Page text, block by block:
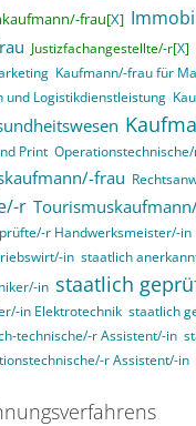
frau[X]
Justizfachangestellte/-r[X]
Kaufmann/-frau für
und Logistikdienstleistung
Print
frau
r
r Handwerksmeister/-in
in staatlich
in staatlich
in Elektrotechnik staatlich
technische/-r Assistent/-in
r Assistent/-in